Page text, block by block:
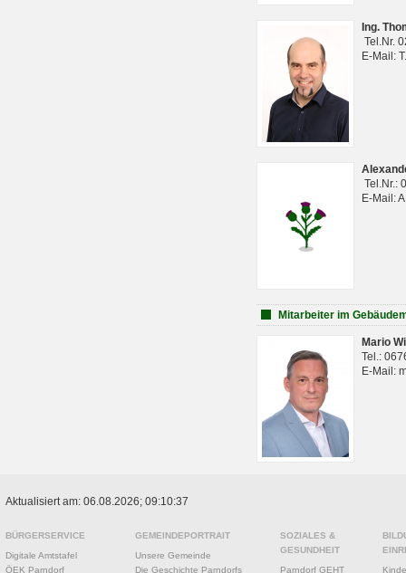
Ing.
Tel.Nr.
E-Mail:
Tel.Nr.:
E-Mail:
Mitarbeiter im
Mario
Tel.:
E-Mail:
Aktualisiert am: 06.08.2026; 09:10:37
BÜRGERSERVICE
Digitale Amtstafel
ÖEK Parndorf
GEMEINDEPORTRAIT
Unsere Gemeinde
Die Geschichte Parndorfs
SOZIALES &
GESUNDHEIT
Parndorf GEHT